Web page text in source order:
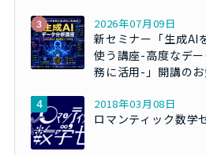
2026年07月09日
新セミナー「生成AI
使う講座-高度なデ
務に活用-」開講の
2018年03月08日
ロマンティック数学